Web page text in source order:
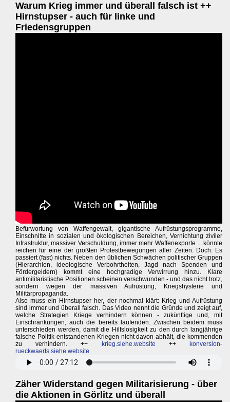
Warum Krieg immer und überall falsch ist ++
Hirnstupser - auch für linke und
Friedensgruppen
Befürwortung von Waffengewalt, gigantische Aufrüstungsprogramme,
Einschnitte in sozialen und ökologischen Bereichen, Vernichtung ziviler
Infrastruktur, massiver Verschuldung, immer mehr Waffenexporte ... könnte
reichen für eine der größten Protestbewegungen aller Zeiten. Doch: Es
passiert (fast) nichts. Neben den üblichen Schwächen politischer Gruppen
(Hierarchien, ideologische Verbohrtheiten, Jagd nach Spenden und
Fördergeldern) kommt eine hochgradige Verwirrung hinzu. Klare
antimilitaristische Positionen scheinen verschwunden - und das nicht trotz,
sondern wegen der massiven Aufrüstung, Kriegshysterie und
Militärpropaganda.
Also muss ein Hirnstupser her, der nochmal klärt: Krieg und Aufrüstung
sind immer und überall falsch. Das Video nennt die Gründe und zeigt auf,
welche Strategien Kriege verhindern können - zukünftige und, mit
Einschränkungen, auch die bereits laufenden. Zwischen beidem muss
unterschieden werden, damit die Hilfslosigkeit zu den durch langjährige
falsche Politik entstandenen Kriegen nicht davon abhält, die kommenden
zu verhindern. ++
krieg.siehe.website ++
konversion-
rueckwaerts.siehe.website
Zäher Widerstand gegen Militarisierung - über
die Aktionen in Görlitz und überall